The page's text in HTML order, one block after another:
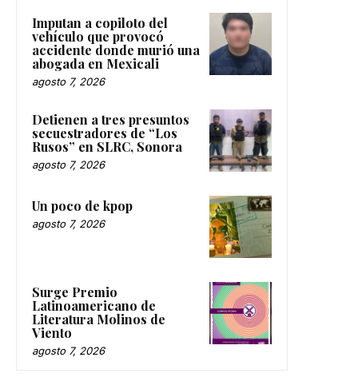
Imputan a copiloto del
vehículo que provocó
accidente donde murió una
abogada en Mexicali
agosto 7, 2026
Detienen a tres presuntos
secuestradores de “Los
Rusos” en SLRC, Sonora
agosto 7, 2026
Un poco de kpop
agosto 7, 2026
Surge Premio
Latinoamericano de
Literatura Molinos de
Viento
agosto 7, 2026